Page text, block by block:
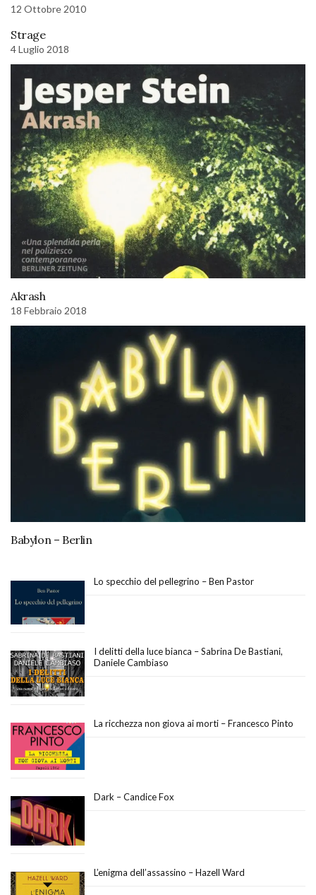
12 Ottobre 2010
Strage
4 Luglio 2018
Akrash
18 Febbraio 2018
Babylon – Berlin
Lo specchio del pellegrino – Ben Pastor
I delitti della luce bianca – Sabrina De Bastiani,
Daniele Cambiaso
La ricchezza non giova ai morti – Francesco Pinto
Dark – Candice Fox
L’enigma dell’assassino – Hazell Ward